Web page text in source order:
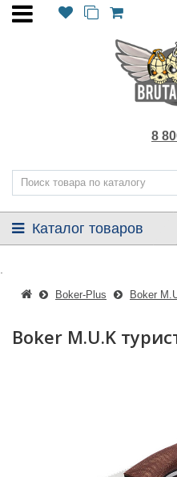
8
Каталог товаров
Boker-Plus Boker
Boker M.U.K